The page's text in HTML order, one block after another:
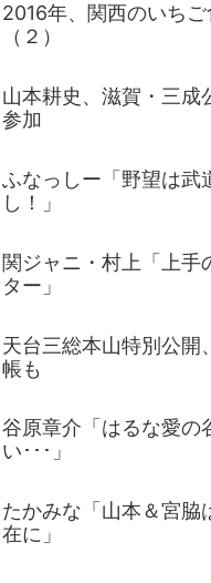
2016年、関西のいちご
（２）
山本耕史、滋賀・三成
参加
ふなっしー「野望は武
し！」
関ジャニ・村上「上手
ター」
天台三総本山特別公開
帳も
谷原章介「はるな愛の
い･･･」
たかみな「山本＆宮脇
在に」